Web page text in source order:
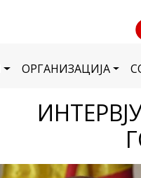
ОРГАНИЗАЦИЈА